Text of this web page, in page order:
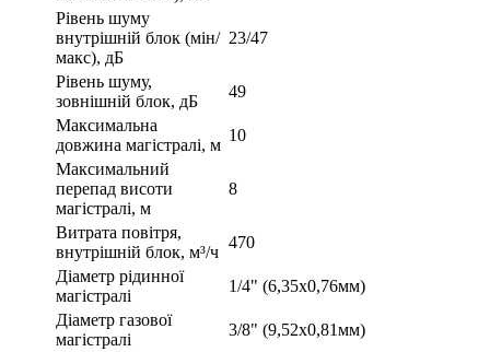
Рівень шуму
внутрішній блок (мін/
макс), дБ
23/47
Рівень шуму,
зовнішній блок, дБ
49
Максимальна
довжина магістралі, м
10
Максимальний
перепад висоти
магістралі, м
8
Витрата повітря,
внутрішній блок, м³/ч
470
Діаметр рідинної
магістралі
1/4" (6,35х0,76мм)
Діаметр газової
магістралі
3/8" (9,52х0,81мм)